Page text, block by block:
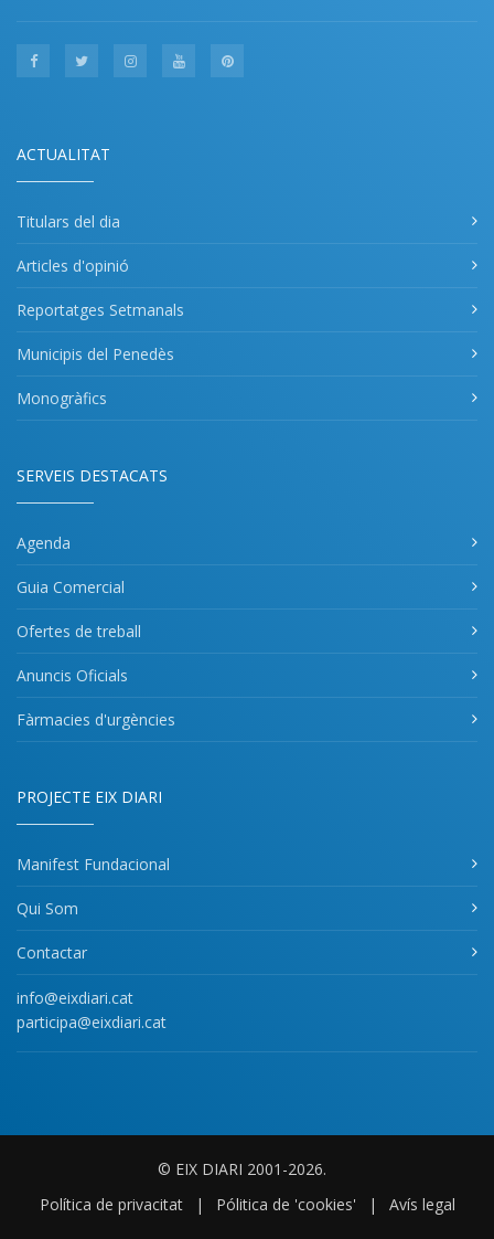
ACTUALITAT
Titulars del dia
Articles d'opinió
Reportatges Setmanals
Municipis del Penedès
Monogràfics
SERVEIS DESTACATS
Agenda
Guia Comercial
Ofertes de treball
Anuncis Oficials
Fàrmacies d'urgències
PROJECTE EIX DIARI
Manifest Fundacional
Qui Som
Contactar
info@eixdiari.cat
participa@eixdiari.cat
© EIX DIARI 2001-2026.
Política de privacitat
| Pólitica de 'cookies' | Avís legal